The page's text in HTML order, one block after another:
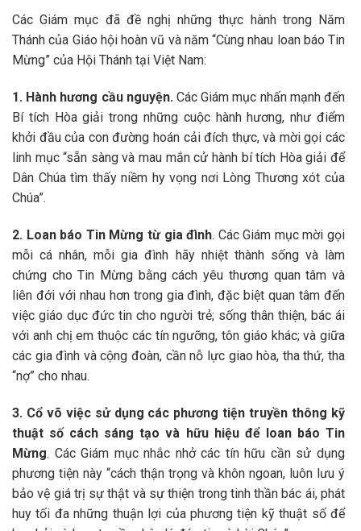
Các Giám mục đã đề nghị những thực hành trong Năm
Thánh của Giáo hội hoàn vũ và năm “Cùng nhau loan báo Tin
Mừng” của Hội Thánh tại Việt Nam:
1. Hành hương cầu nguyện.Các Giám mục nhấn mạnh đến
Bí tích Hòa giải trong những cuộc hành hương, như điểm
khởi đầu của con đường hoán cải đích thực, và mời gọi các
linh mục “sẵn sàng và mau mắn cử hành bí tích Hòa giải để
Dân Chúa tìm thấy niềm hy vọng nơi Lòng Thương xót của
Chúa”.
2. Loan báo Tin Mừng từ gia đình. Các Giám mục mời gọi
mỗi cá nhân, mỗi gia đình hãy nhiệt thành sống và làm
chứng cho Tin Mừng bằng cách yêu thương quan tâm và
liên đới với nhau hơn trong gia đình, đặc biệt quan tâm đến
việc giáo dục đức tin cho người trẻ; sống thân thiện, bác ái
với anh chị em thuộc các tín ngưỡng, tôn giáo khác; và giữa
các gia đình và cộng đoàn, cần nỗ lực giao hòa, tha thứ, tha
“nợ” cho nhau.
3. Cổ võ việc sử dụng các phương tiện truyền thông kỹ
thuật số cách sáng tạo và hữu hiệu để loan báo Tin
Mừng. Các Giám mục nhắc nhở các tín hữu cần sử dụng
phương tiện này “cách thận trọng và khôn ngoan, luôn lưu ý
bảo vệ giá trị sự thật và sự thiện trong tinh thần bác ái, phát
huy tối đa những thuận lợi của phương tiện kỹ thuật số để